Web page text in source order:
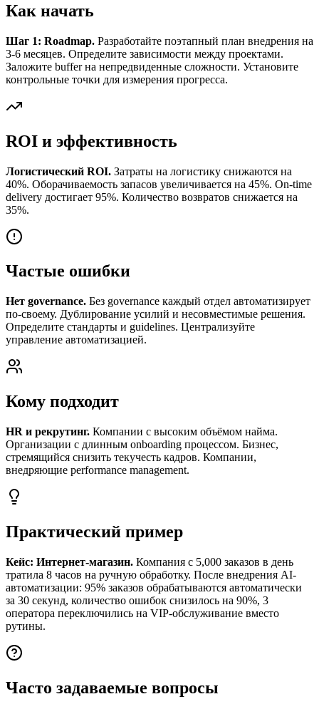
Как начать
Шаг 1: Roadmap. Разработайте поэтапный план внедрения на
3-6 месяцев. Определите зависимости между проектами.
Заложите buffer на непредвиденные сложности. Установите
контрольные точки для измерения прогресса.
ROI и эффективность
Логистический ROI. Затраты на логистику снижаются на
40%. Оборачиваемость запасов увеличивается на 45%. On-time
delivery достигает 95%. Количество возвратов снижается на
35%.
Частые ошибки
Нет governance. Без governance каждый отдел автоматизирует
по-своему. Дублирование усилий и несовместимые решения.
Определите стандарты и guidelines. Централизуйте
управление автоматизацией.
Кому подходит
HR и рекрутинг. Компании с высоким объёмом найма.
Организации с длинным onboarding процессом. Бизнес,
стремящийся снизить текучесть кадров. Компании,
внедряющие performance management.
Практический пример
Кейс: Интернет-магазин. Компания с 5,000 заказов в день
тратила 8 часов на ручную обработку. После внедрения AI-
автоматизации: 95% заказов обрабатываются автоматически
за 30 секунд, количество ошибок снизилось на 90%, 3
оператора переключились на VIP-обслуживание вместо
рутины.
Часто задаваемые вопросы